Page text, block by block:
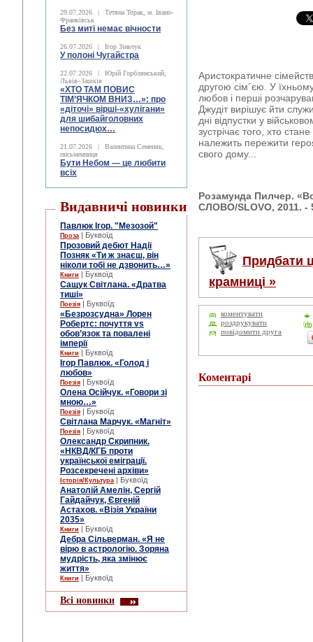
29.07.2026 |
Тетяна Торак, м. Івано-
Франківськ
Без миті немає вічности
26.07.2026 | Ігор Зіньчук
У полоні Чугайстра
22.07.2026 |
Юрій Горблянський,
Львів–Зашків
«ХТО ТАМ ПОВИС
ТІМ’ЯЧКОМ ВНИЗ…»: про
«діточі» вірші-«хулігани»
для шибайголовних
непосидюх…
21.07.2026 |
Валентина Семеняк,
письменниця
Бути Небом ― це любити
всіх
Видавничі новинки
Павлюк Ігор. "Мезозой"
Проза | Буквоїд
Прозовий дебют Надії
Позняк «Ти ж знаєш, він
ніколи тобі не дзвонить…»
Книги | Буквоїд
Сащук Світлана. «Дратва
тиші»
Поезія | Буквоїд
«Безрозсудна» Лорен
Робертс: почуття vs
обов’язок та повалені
імперії
Книги | Буквоїд
Ігор Павлюк. «Голод і
любов»
Поезія | Буквоїд
Олена Осійчук. «Говори зі
мною…»
Поезія | Буквоїд
Світлана Марчук. «Магніт»
Поезія | Буквоїд
Олександр Скрипник.
«НКВД/КГБ проти
української еміграції.
Розсекречені архіви»
Історія/Культура | Буквоїд
Анатолій Амелін, Сергій
Гайдайчук, Євгеній
Астахов. «Візія України
2035»
Книги | Буквоїд
Дебра Сільверман. «Я не
вірю в астрологію. Зоряна
мудрість, яка змінює
життя»
Книги | Буквоїд
Всі новинки
Аристократичне
другою сім´єю. У
любов і перші
Джудіт вирішує йти
дні відпустки у
зустрічає того, хто
належить пережити
свого дому...
Розамунда Пилчер.
СЛОВО/SLOVO, 2011. -
Придбати
крамниці »
коментувати
роздрукувати
повідомити друга
Коментарі